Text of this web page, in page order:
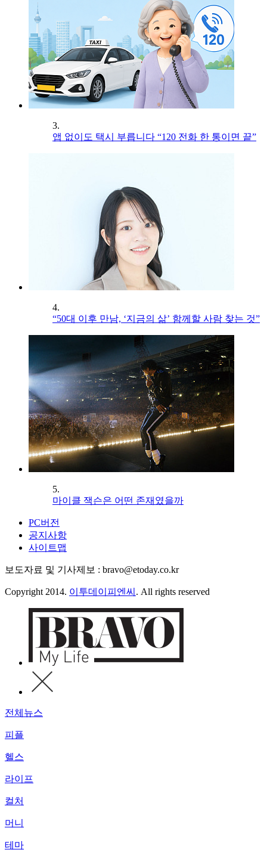
3.
앱 없이도 택시 부릅니다 “120 전화 한 통이면 끝”
4.
“50대 이후 만남, ‘지금의 삶’ 함께할 사람 찾는 것”
5.
마이클 잭슨은 어떤 존재였을까
PC버전
공지사항
사이트맵
보도자료 및 기사제보 : bravo@etoday.co.kr
Copyright 2014. 이투데이피엔씨 . All rights reserved
전체뉴스
피플
헬스
라이프
컬처
머니
테마